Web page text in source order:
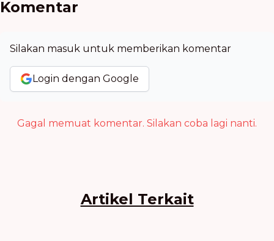
Komentar
Silakan masuk untuk memberikan komentar
Login dengan Google
Gagal memuat komentar. Silakan coba lagi nanti.
Artikel Terkait